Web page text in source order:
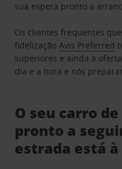
sua espera pronto a
Os clientes frequentes
fidelizaçãoAvis Preferred
superiores e ainda à
dia e a hora e nós
O seu carro
pronto a
estrada está